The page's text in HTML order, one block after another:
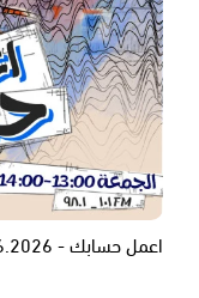
اعمل حسابك - 19.06.2026